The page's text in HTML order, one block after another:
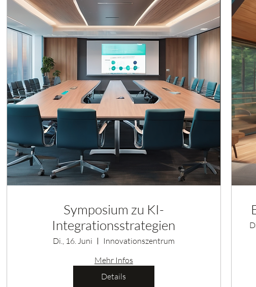
Symposium zu KI-
Integrationsstrategien
Di., 16. Juni
Innovationszentrum
Mehr Infos
Details